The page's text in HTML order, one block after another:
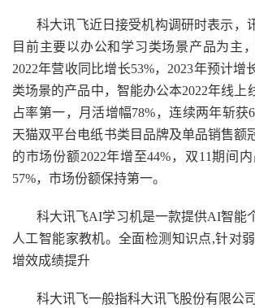
科大讯飞近日接受机构调研时表示，
目前主要以办公和学习类场景产品为主
2022年营收同比增长53%，2023年预计增
类场景的产品中，智能办公本2022年线上
占率第一，月活增幅78%，连续两年斩获
天猫双平台电纸书类目品牌及单品销售额
的市场份额2022年增至44%，双11期间
57%，市场份额保持第一。
科大讯飞AI学习机是一款提供AI智能
人工智能家教机。全面检测知识点,针对
增效成绩提升
科大讯飞一般指科大讯飞股份有限公